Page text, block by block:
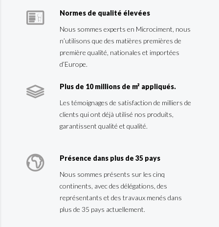
Normes de qualité élevées
Nous sommes experts en Microciment, nous
n’utilisons que des matières premières de
première qualité, nationales et importées
d’Europe.
Plus de 10 millions de m² appliqués.
Les témoignages de satisfaction de milliers de
clients qui ont déjà utilisé nos produits,
garantissent qualité et qualité.
Présence dans plus de 35 pays
Nous sommes présents sur les cinq
continents, avec des délégations, des
représentants et des travaux menés dans
plus de 35 pays actuellement.